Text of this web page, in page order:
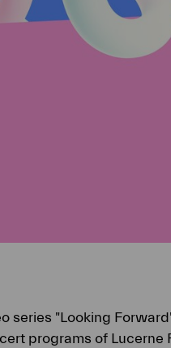
series "Looking
programs of Lucerne